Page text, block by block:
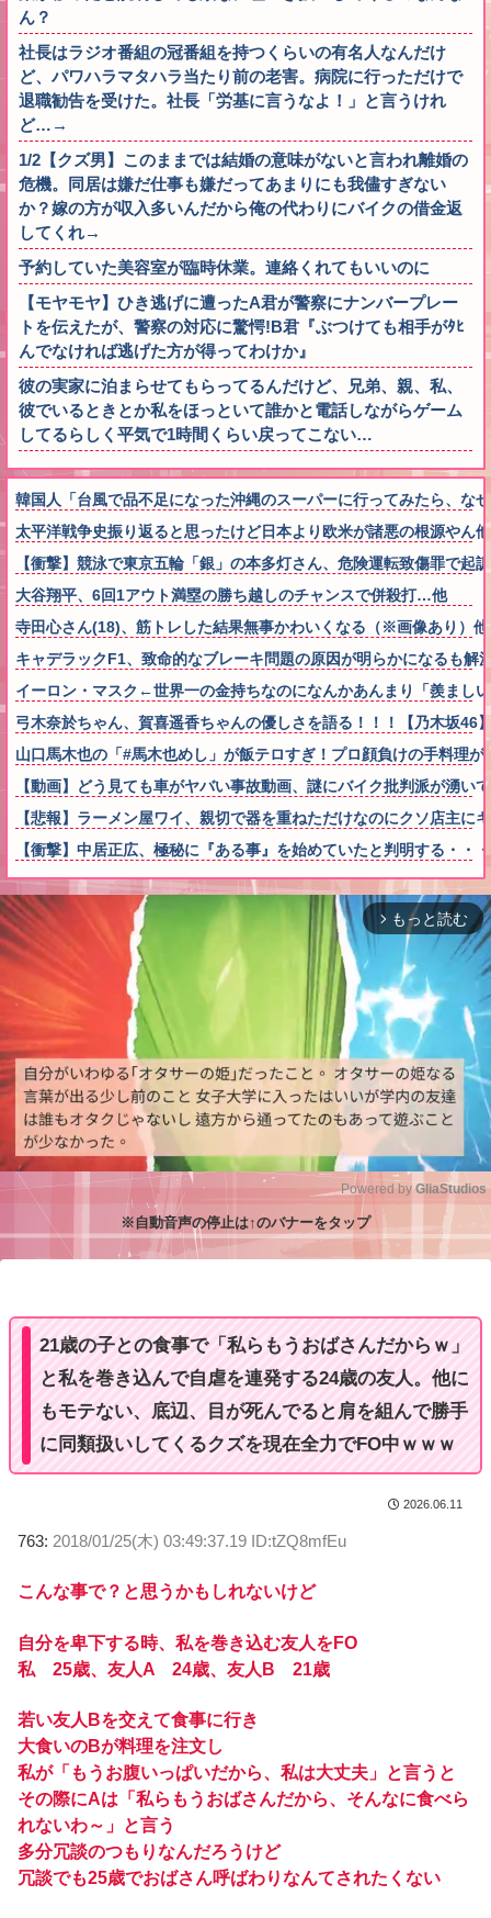
ん？
社長はラジオ番組の冠番組を持つくらいの有名人なんだけ
ど、パワハラマタハラ当たり前の老害。病院に行っただけで
退職勧告を受けた。社長「労基に言うなよ！」と言うけれ
ど…→
1/2【クズ男】このままでは結婚の意味がないと言われ離婚の
危機。同居は嫌だ仕事も嫌だってあまりにも我儘すぎない
か？嫁の方が収入多いんだから俺の代わりにバイクの借金返
してくれ→
予約していた美容室が臨時休業。連絡くれてもいいのに
【モヤモヤ】ひき逃げに遭ったA君が警察にナンバープレー
トを伝えたが、警察の対応に驚愕!B君『ぶつけても相手がﾀﾋ
んでなければ逃げた方が得ってわけか』
彼の実家に泊まらせてもらってるんだけど、兄弟、親、私、
彼でいるときとか私をほっといて誰かと電話しながらゲーム
してるらしく平気で1時間くらい戻ってこない…
韓国人「台風で品不足になった沖縄のスーパーに行ってみたら、な
太平洋戦争史振り返ると思ったけど日本より欧米が諸悪の根源やん他
【衝撃】競泳で東京五輪「銀」の本多灯さん、危険運転致傷罪で起
大谷翔平、6回1アウト満塁の勝ち越しのチャンスで併殺打…他
寺田心さん(18)、筋トレした結果無事かわいくなる（※画像あり）他
キャデラックF1、致命的なブレーキ問題の原因が明らかになるも解
イーロン・マスク←世界一の金持ちなのになんかあんまり「羨まし
弓木奈於ちゃん、賀喜遥香ちゃんの優しさを語る！！！【乃木坂46
山口馬木也の「#馬木也めし」が飯テロすぎ！プロ顔負けの手料理
【動画】どう見ても車がヤバい事故動画、謎にバイク批判派が湧い
【悲報】ラーメン屋ワイ、親切で器を重ねただけなのにクソ店主
【衝撃】中居正広、極秘に『ある事』を始めていたと判明する・・
arrow_forward_ios もっと読む
M
Powered by GliaStudios
※自動音声の停止は↑のバナーをタップ
21歳の子との食事で「私らもうおばさんだからｗ」
と私を巻き込んで自虐を連発する24歳の友人。他に
もモテない、底辺、目が死んでると肩を組んで勝手
に同類扱いしてくるクズを現在全力でFO中ｗｗｗ
2026.06.11
763: 2018/01/25(木) 03:49:37.19 ID:tZQ8mfEu
こんな事で？と思うかもしれないけど
自分を卑下する時、私を巻き込む友人をFO
私 25歳、友人A 24歳、友人B 21歳
若い友人Bを交えて食事に行き
大食いのBが料理を注文し
私が「もうお腹いっぱいだから、私は大丈夫」と言うと
その際にAは「私らもうおばさんだから、そんなに食べら
れないわ～」と言う
多分冗談のつもりなんだろうけど
冗談でも25歳でおばさん呼ばわりなんてされたくない